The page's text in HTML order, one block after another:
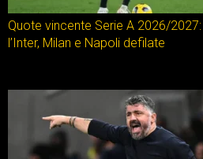
Quote vincente Serie A 2026/
l’Inter, Milan e Napoli defilate